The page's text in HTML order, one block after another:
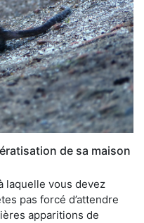
de sa maison
laquelle vous devez
pas forcé d’attendre
apparitions de